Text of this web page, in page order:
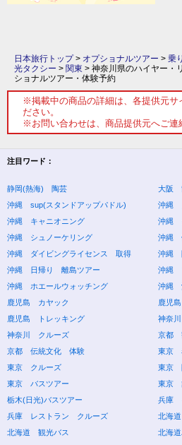
日本旅行トップ> オプショナルツアー > 乗
光タクシー > 関東 > 神奈川県のハイヤー・
ショナルツアー・体験予約
※掲載中の商品の詳細は、各提供元サ
ださい。
※お問い合わせは、商品提供元へご連
注目ワード：
静岡(熱海) 陶芸
大阪
沖縄 sup(スタンドアップパドル)
沖縄
沖縄 キャニオニング
沖縄
沖縄 シュノーケリング
沖縄
沖縄 ダイビングライセンス 取得
沖縄
沖縄 日帰り 離島ツアー
沖縄
沖縄 ホエールウォッチング
沖縄
鹿児島 カヤック
鹿児
鹿児島 トレッキング
神奈
神奈川 クルーズ
京都
京都 伝統文化 体験
東京
東京 クルーズ
東京
東京 バスツアー
東京
栃木(日光)バスツアー
兵庫
兵庫 レストラン クルーズ
北海
北海道 観光バス
北海